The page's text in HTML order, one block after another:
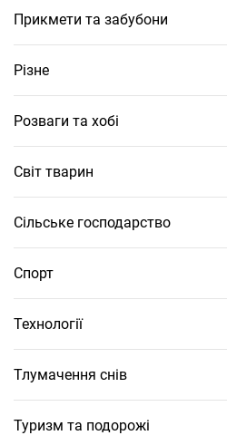
Прикмети та забубони
Різне
Розваги та хобі
Світ тварин
Сільське господарство
Спорт
Технології
Тлумачення снів
Туризм та подорожі